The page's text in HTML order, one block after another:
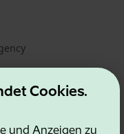
Cookies.
und Anzeigen zu